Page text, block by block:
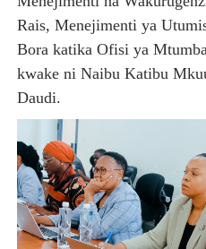
Rais, Menejimenti ya
Bora katika Ofisi ya
kwake ni Naibu Katibu
Daudi.